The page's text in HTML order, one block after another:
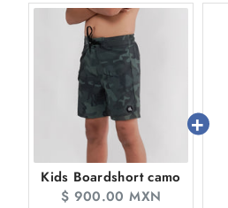
Kids Boardshort camo
$ 900.00 MXN